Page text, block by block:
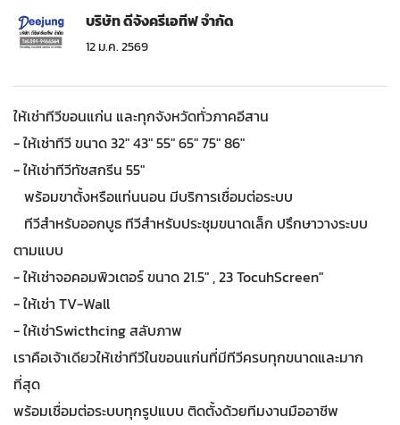
บริษัท ดีจังครีเอทีฟ จำกัด
12 ม.ค. 2569
ให้เช่าทีวีขอนแก่น และทุกจังหวัดทั่วภาคอีสาน
- ให้เช่าทีวี ขนาด 32" 43" 55" 65" 75" 86"
- ให้เช่าทีวีทัชสกรีน 55"
พร้อมขาตั้งหรือแท่นนอน มีบริการเชื่อมต่อระบบ
ทีวีสำหรับออกบูธ ทีวีสำหรับประชุมขนาดเล็ก ปรึกษาวางระบบ
ตามแบบ
- ให้เช่าจอคอมพิวเตอร์ ขนาด 21.5" , 23 TocuhScreen"
- ให้เช่า TV-Wall
- ให้เช่าSwicthcing สลับภาพ
เราคือเจ้าเดียวให้เช่าทีวีในขอนแก่นที่มีทีวีครบทุกขนาดและมาก
ที่สุด
พร้อมเชื่อมต่อระบบทุกรูปแบบ ติดตั้งด้วยทีมงานมืออาชีพ